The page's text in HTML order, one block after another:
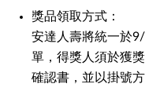
獎品領取方式：
安達人壽將統一於
單，得獎人須於獲
確認書，並以掛號